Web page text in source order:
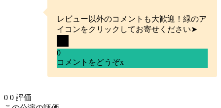
レビュー以外のコメントも大歓迎！緑のア
イコンをクリックしてお寄せください➤
0
コメントをどうぞx
0 0 評価